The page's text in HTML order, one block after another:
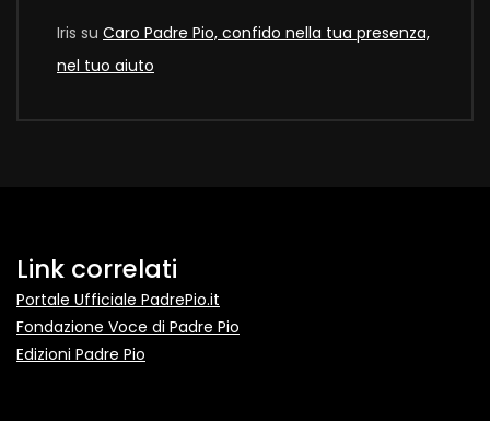
Iris su Caro Padre Pio, confido nella tua presenza,
nel tuo aiuto
Link correlati
Portale Ufficiale PadrePio.it
Fondazione Voce di Padre Pio
Edizioni Padre Pio